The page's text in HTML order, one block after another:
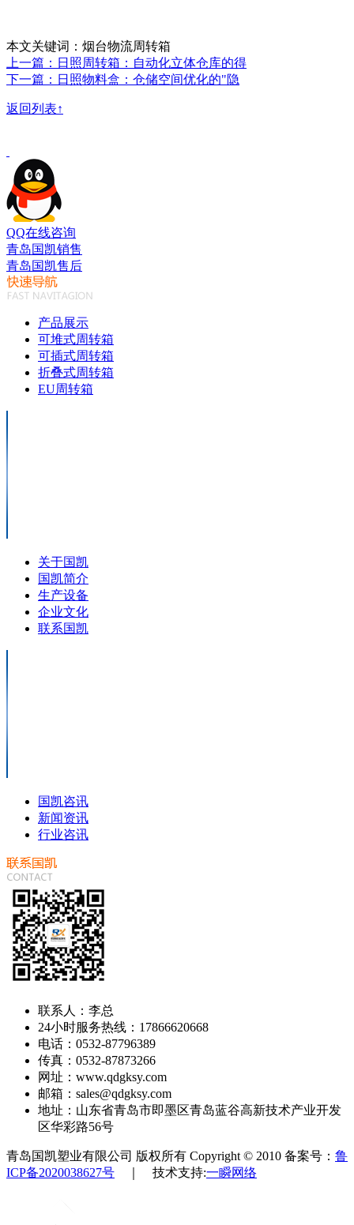
本文关键词：烟台物流周转箱
上一篇：日照周转箱：自动化立体仓库的得
下一篇：日照物料盒：仓储空间优化的"隐
返回列表↑
QQ在线咨询
青岛国凯销售
青岛国凯售后
产品展示
可堆式周转箱
可插式周转箱
折叠式周转箱
EU周转箱
关于国凯
国凯简介
生产设备
企业文化
联系国凯
国凯咨讯
新闻资讯
行业咨讯
联系人：李总
24小时服务热线：17866620668
电话：0532-87796389
传真：0532-87873266
网址：www.qdgksy.com
邮箱：sales@qdgksy.com
地址：山东省青岛市即墨区青岛蓝谷高新技术产业开发
区华彩路56号
青岛国凯塑业有限公司 版权所有 Copyright © 2010 备案号： 鲁
ICP备2020038627号 ｜ 技术支持:一瞬网络